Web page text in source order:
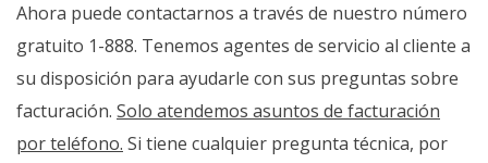
Ahora puede contactarnos a través de nuestro número
gratuito 1-888. Tenemos agentes de servicio al cliente a
su disposición para ayudarle con sus preguntas sobre
facturación. Solo atendemos asuntos de facturación
por teléfono. Si tiene cualquier pregunta técnica, por